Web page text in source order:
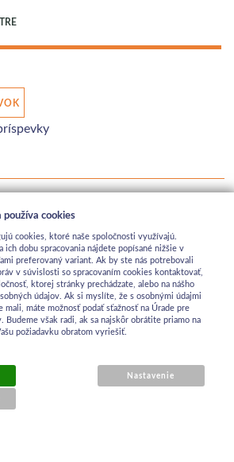
cookies
cookies, ktoré naše spoločnosti využívajú.
ich dobu spracovania nájdete popísané nižšie v
preferovaný variant. Ak by ste nás potrebovali
v súvislosti so spracovaním cookies kontaktovať,
ktorej stránky prechádzate, alebo na nášho
údajov. Ak si myslíte, že s osobnými údajmi
mali, máte možnosť podať sťažnosť na Úrade pre
Budeme však radi, ak sa najskôr obrátite priamo na
požiadavku obratom vyriešiť.
Nastavenie